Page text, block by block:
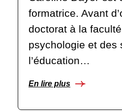
formatrice. Avant
doctorat à la
psychologie et des
l’éducation…
En lire plus